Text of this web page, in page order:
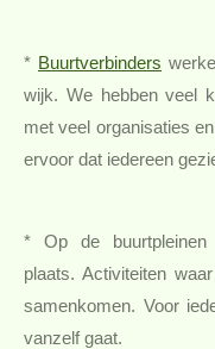
* Buurtverbinders
wijk. We hebben veel
met veel organisaties
ervoor dat iedereen
* Op de buurtpleinen
plaats. Activiteiten
samenkomen. Voor
vanzelf gaat.